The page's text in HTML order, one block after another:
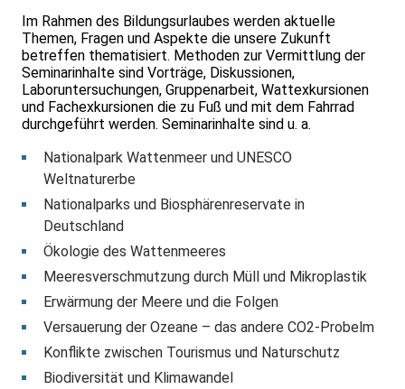
Im Rahmen des Bildungsurlaubes werden aktuelle
Themen, Fragen und Aspekte die unsere Zukunft
betreffen thematisiert. Methoden zur Vermittlung der
Seminarinhalte sind Vorträge, Diskussionen,
Laboruntersuchungen, Gruppenarbeit, Wattexkursionen
und Fachexkursionen die zu Fuß und mit dem Fahrrad
durchgeführt werden. Seminarinhalte sind u. a.
Nationalpark Wattenmeer und UNESCO
Weltnaturerbe
Nationalparks und Biosphärenreservate in
Deutschland
Ökologie des Wattenmeeres
Meeresverschmutzung durch Müll und Mikroplastik
Erwärmung der Meere und die Folgen
Versauerung der Ozeane – das andere CO2-Probelm
Konflikte zwischen Tourismus und Naturschutz
Biodiversität und Klimawandel